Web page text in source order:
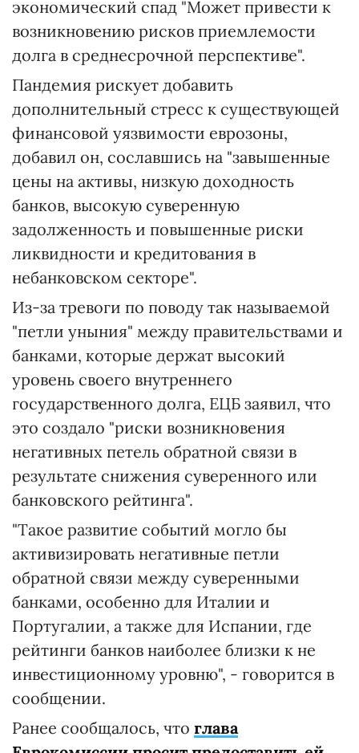
экономический спад "Может привести к
возникновению рисков приемлемости
долга в среднесрочной перспективе".
Пандемия рискует добавить
дополнительный стресс к существующей
финансовой уязвимости еврозоны,
добавил он, сославшись на "завышенные
цены на активы, низкую доходность
банков, высокую суверенную
задолженность и повышенные риски
ликвидности и кредитования в
небанковском секторе".
Из-за тревоги по поводу так называемой
"петли уныния" между правительствами и
банками, которые держат высокий
уровень своего внутреннего
государственного долга, ЕЦБ заявил, что
это создало "риски возникновения
негативных петель обратной связи в
результате снижения суверенного или
банковского рейтинга".
"Такое развитие событий могло бы
активизировать негативные петли
обратной связи между суверенными
банками, особенно для Италии и
Португалии, а также для Испании, где
рейтинги банков наиболее близки к не
инвестиционному уровню", - говорится в
сообщении.
Ранее сообщалось, что глава